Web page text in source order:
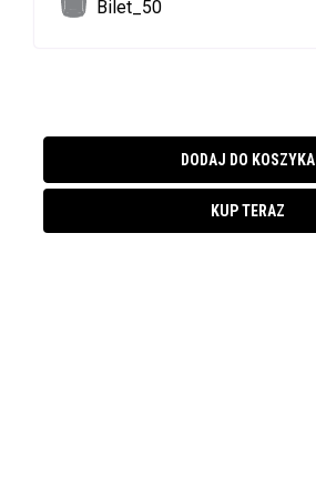
Bilet_50
DODAJ DO KOSZYKA
KUP TERAZ